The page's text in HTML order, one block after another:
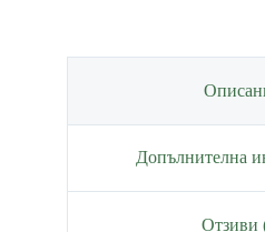
Допълнителна
Отзиви